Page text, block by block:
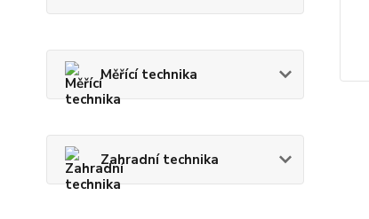
Měřící technika
Zahradní technika